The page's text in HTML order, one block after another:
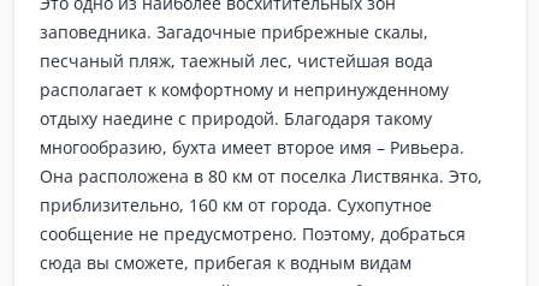
заповедника. Загадочные прибрежные скалы,
песчаный пляж, таежный лес, чистейшая вода
располагает к комфортному и непринужденному
отдыху наедине с природой. Благодаря такому
многообразию, бухта имеет второе имя – Ривьера.
Она расположена в 80 км от поселка Листвянка. Это,
приблизительно, 160 км от города. Сухопутное
сообщение не предусмотрено. Поэтому, добраться
сюда вы сможете, прибегая к водным видам